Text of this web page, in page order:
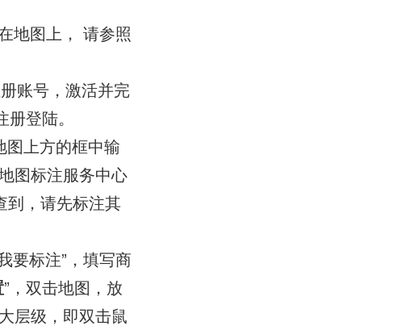
地图上， 请参照
账号，激活并完
册登陆。
上方的框中输
图标注服务中心
到，请先标注其
要标注”，填写商
”，双击地图，放
层级，即双击鼠